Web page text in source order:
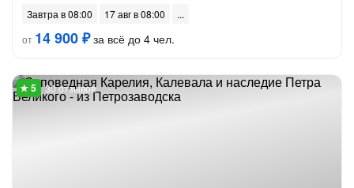
Завтра в 08:00
17 авг в 08:00
от 14 900 ₽за всё до 4 чел.
30 отзывов